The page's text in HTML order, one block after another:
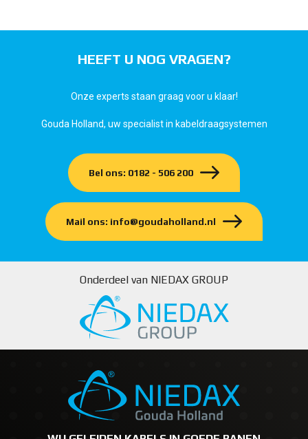
HEEFT U NOG VRAGEN?
Onze experts staan graag voor u klaar!
Gouda Holland, uw specialist in kabeldraagsystemen
Bel ons: 0182 - 506 200
Mail ons: info@goudaholland.nl
Onderdeel van NIEDAX GROUP